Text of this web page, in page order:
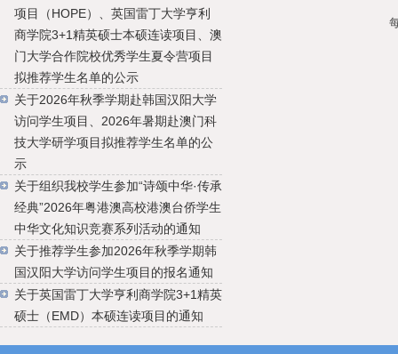
项目（HOPE）、英国雷丁大学亨利
商学院3+1精英硕士本硕连读项目、澳
门大学合作院校优秀学生夏令营项目
拟推荐学生名单的公示
关于2026年秋季学期赴韩国汉阳大学
访问学生项目、2026年暑期赴澳门科
技大学研学项目拟推荐学生名单的公
示
关于组织我校学生参加“诗颂中华·传承
经典”2026年粤港澳高校港澳台侨学生
中华文化知识竞赛系列活动的通知
关于推荐学生参加2026年秋季学期韩
国汉阳大学访问学生项目的报名通知
关于英国雷丁大学亨利商学院3+1精英
硕士（EMD）本硕连读项目的通知